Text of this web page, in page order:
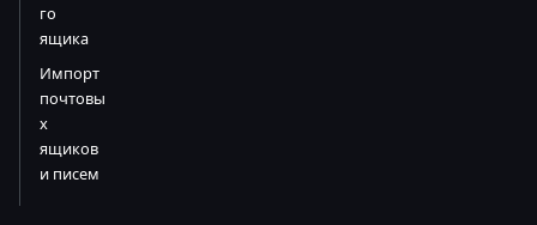
го
ящика
Импорт
почтовы
х
ящиков
и писем